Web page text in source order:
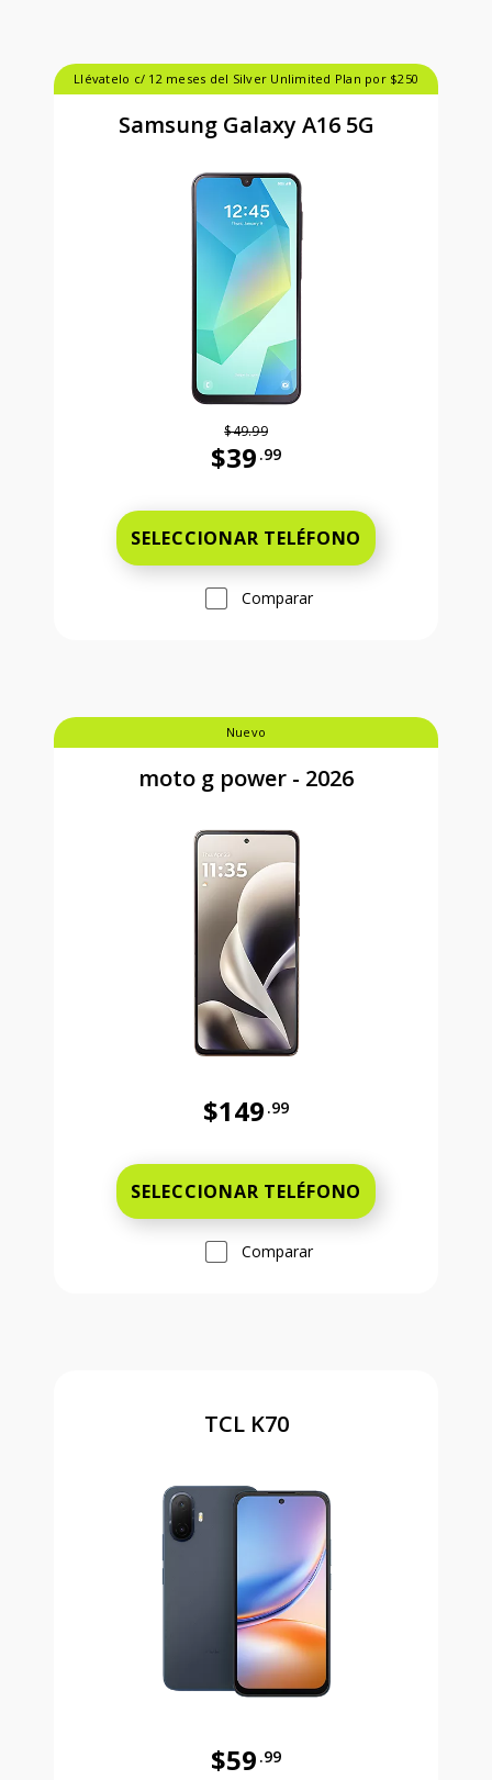
Llévatelo c/ 12 meses del Silver Unlimited Plan por $250
Samsung Galaxy A16 5G
$49.99
$39 .99
SELECCIONAR TELÉFONO
Comparar
Nuevo
moto g power - 2026
$149 .99
SELECCIONAR TELÉFONO
Comparar
TCL K70
$59 .99